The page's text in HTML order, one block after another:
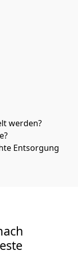
werden?
Entsorgung